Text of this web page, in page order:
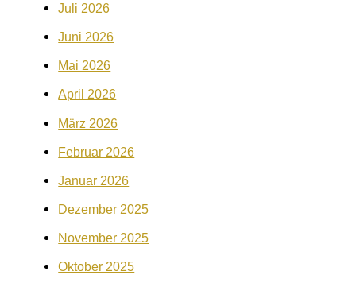
Juli 2026
Juni 2026
Mai 2026
April 2026
März 2026
Februar 2026
Januar 2026
Dezember 2025
November 2025
Oktober 2025